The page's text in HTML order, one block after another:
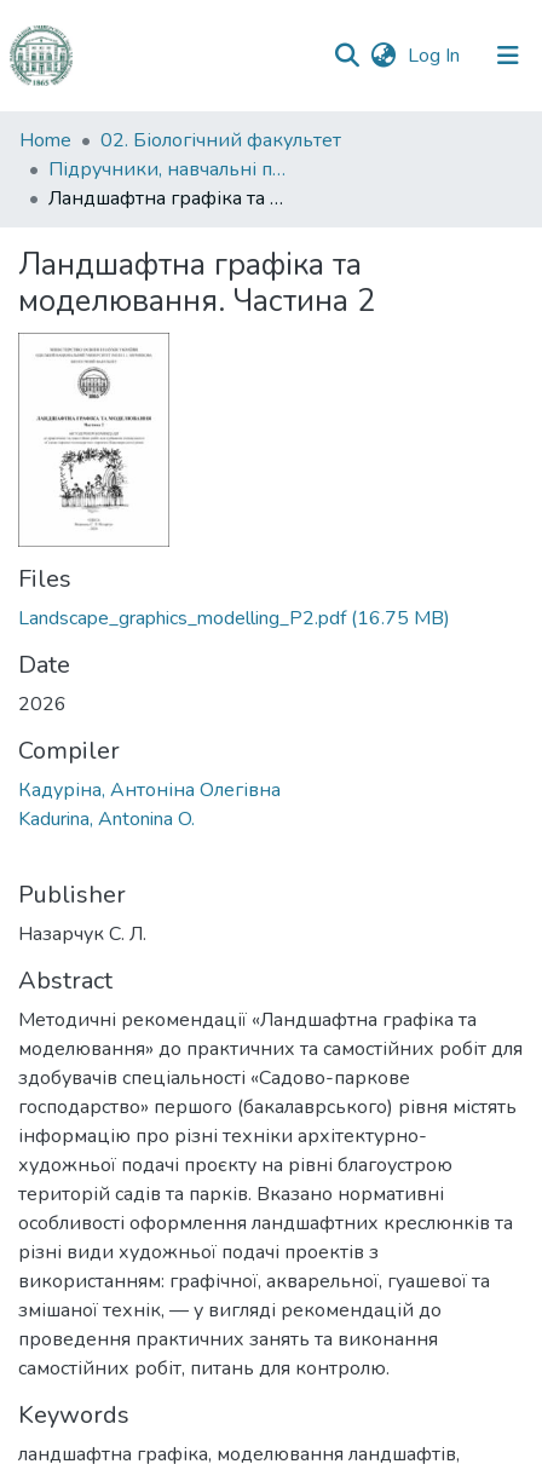
Log In (current)
Communities
&
Collections
Statistics
Home
02. Біологічний факультет
Підручники, навчальні посібники та інші науково- та навчально-методичні праці БФ
Ландшафтна графіка та моделювання. Частина 2
Ландшафтна графіка та
моделювання. Частина 2
Files
Landscape_graphics_modelling_P2.pdf(16.75 MB)
Date
2026
Compiler
Кадуріна, Антоніна Олегівна
Kadurina, Antonina O.
Publisher
Назарчук С. Л.
Abstract
Методичні рекомендації «Ландшафтна графіка та
моделювання» до практичних та самостійних робіт для
здобувачів спеціальності «Садово-паркове
господарство» першого (бакалаврського) рівня містять
інформацію про різні техніки архітектурно-
художньої подачі проєкту на рівні благоустрою
територій садів та парків. Вказано нормативні
особливості оформлення ландшафтних креслюнків та
різні види художньої подачі проектів з
використанням: графічної, акварельної, гуашевої та
змішаної технік, — у вигляді рекомендацій до
проведення практичних занять та виконання
самостійних робіт, питань для контролю.
Keywords
ландшафтна графіка, моделювання ландшафтів,